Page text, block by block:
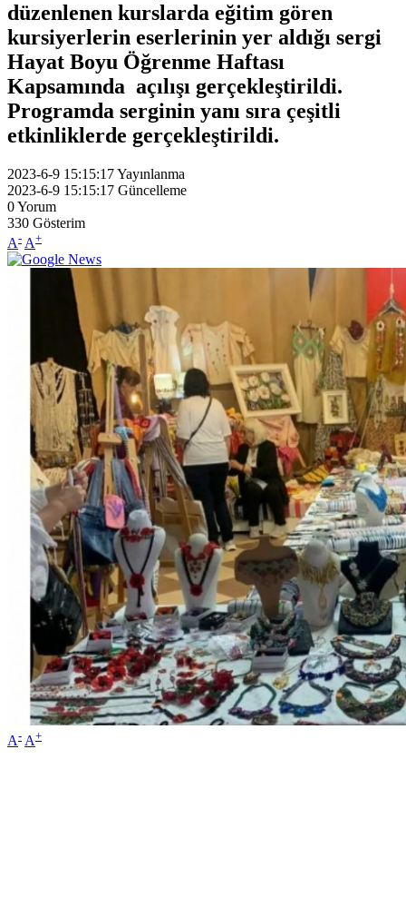
düzenlenen kurslarda eğitim gören
kursiyerlerin eserlerinin yer aldığı sergi
Hayat Boyu Öğrenme Haftası
Kapsamında açılışı gerçekleştirildi.
Programda serginin yanı sıra çeşitli
etkinliklerde gerçekleştirildi.
2023-6-9 15:15:17Yayınlanma
2023-6-9 15:15:17 Güncelleme
0Yorum
330 Gösterim
A- A+
A- A+